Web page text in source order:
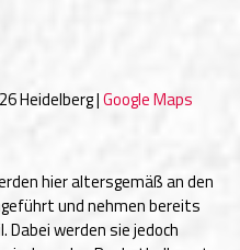
Heidelberg |Google Maps
hier altersgemäß an den
und nehmen bereits
Dabei werden sie jedoch